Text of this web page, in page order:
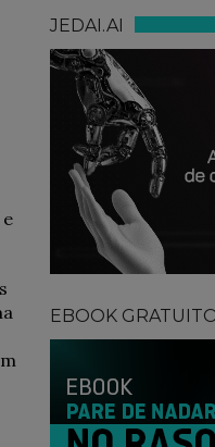
JEDAI.AI
EBOOK